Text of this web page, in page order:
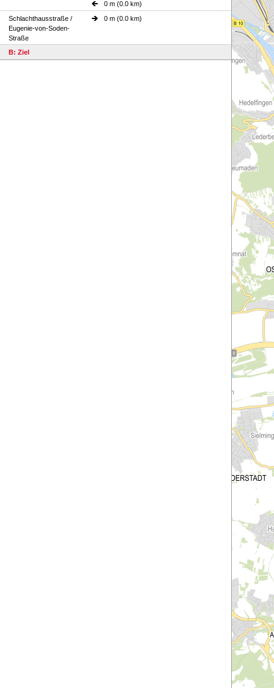
0 m (0.0 km)
Schlachthausstraße /
Eugenie-von-Soden-
Straße
0 m (0.0 km)
B: Ziel